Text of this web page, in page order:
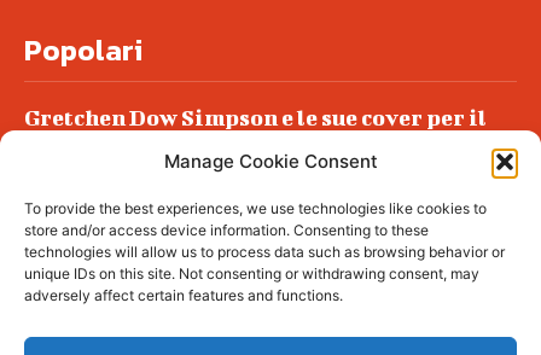
Manage Cookie Consent
To provide the best experiences, we use technologies like cookies to
store and/or access device information. Consenting to these
technologies will allow us to process data such as browsing behavior or
unique IDs on this site. Not consenting or withdrawing consent, may
adversely affect certain features and functions.
Popolari
Gretchen Dow Simpson e le sue cover per il
Podlech, il Cile lo ha condannato
all’ergastolo
Era ubriaca…